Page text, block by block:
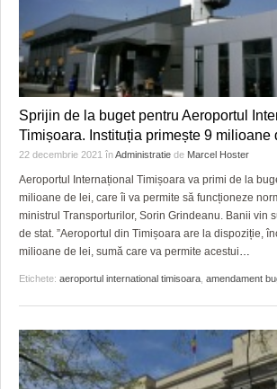
Sprijin de la buget pentru Aeroportul
Timișoara. Instituția primește 9 milioane
22 decembrie 2021 înAdministratie de Marcel Hoster
Aeroportul Internațional Timișoara va primi de la
milioane de lei, care îi va permite să funcționeze
ministrul Transporturilor, Sorin Grindeanu. Banii vin
de stat. ”Aeroportul din Timișoara are la dispoziție,
milioane de lei, sumă care va permite acestui…
Etichete: aeroportul international timisoara amendament